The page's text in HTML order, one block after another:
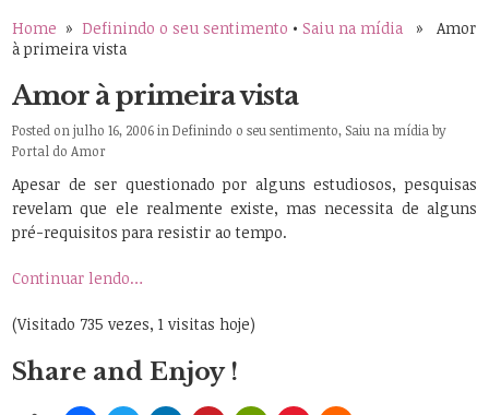
Home » Definindo o seu sentimento •Saiu na mídia » Amor
à primeira vista
Amor à primeira vista
Posted on julho 16, 2006 inDefinindo o seu sentimento, Saiu na mídia by
Portal do Amor
Apesar de ser questionado por alguns estudiosos, pesquisas
revelam que ele realmente existe, mas necessita de alguns
pré-requisitos para resistir ao tempo.
Continuar lendo…
(Visitado 735 vezes, 1 visitas hoje)
Share and Enjoy !